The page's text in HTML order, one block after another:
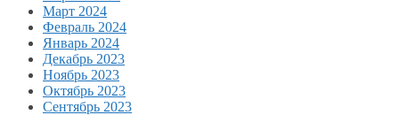
Март 2024
Февраль 2024
Январь 2024
Декабрь 2023
Ноябрь 2023
Октябрь 2023
Сентябрь 2023